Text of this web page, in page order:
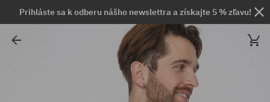
Prihláste sa k odberu nášho newslettra a získajte 5 % zľavu!